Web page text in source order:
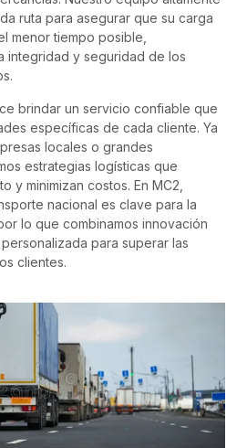
ruta para asegurar que su carga
menor tiempo posible,
integridad y seguridad de los
brindar un servicio confiable que
específicas de cada cliente. Ya
locales o grandes
estrategias logísticas que
y minimizan costos. En MC2,
nacional es clave para la
lo que combinamos innovación
para superar las
clientes.